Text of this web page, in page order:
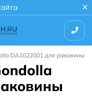
DA1022001 для раковины